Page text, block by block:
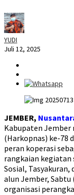
YUDI
Juli 12, 2025
JEMBER,
Kabupaten
(Harkopnas) ke-78
peran koperasi
rangkaian kegiatan
Sosial,
alun Jember,
organisasi